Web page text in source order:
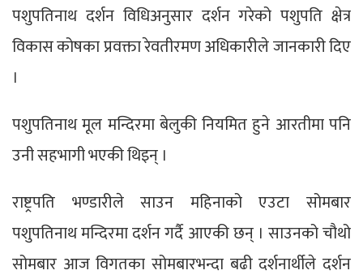
पशुपतिनाथ दर्शन विधिअनुसार दर्शन गरेको पशुपति क्षेत्र
विकास कोषका प्रवक्ता रेवतीरमण अधिकारीले जानकारी दिए
।
पशुपतिनाथ मूल मन्दिरमा बेलुकी नियमित हुने आरतीमा पनि
उनी सहभागी भएकी थिइन् ।
राष्ट्रपति भण्डारीले साउन महिनाको एउटा सोमबार
पशुपतिनाथ मन्दिरमा दर्शन गर्दै आएकी छन् । साउनको चौथो
सोमबार आज विगतका सोमबारभन्दा बढी दर्शनार्थीले दर्शन